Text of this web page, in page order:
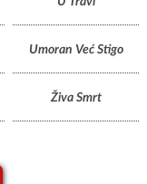
Umoran Već Stigo
Živa Smrt